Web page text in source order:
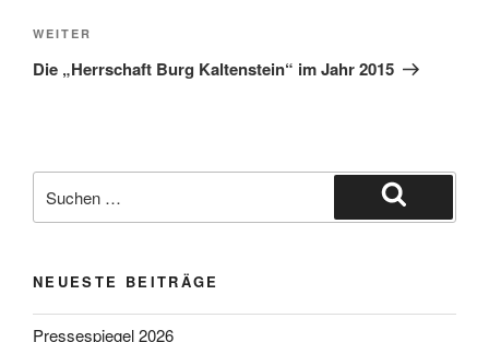
Nächster
Beitrag
WEITER
Die „Herrschaft Burg Kaltenstein“ im Jahr 2015
nach:
Suchen
NEUESTE BEITRÄGE
Pressespiegel 2026